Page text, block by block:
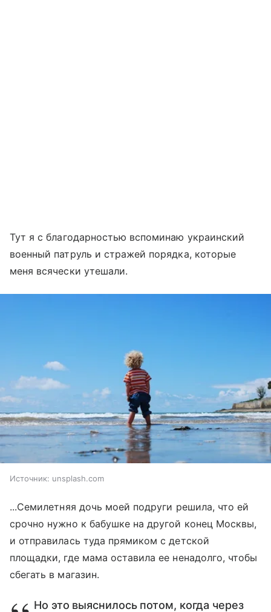
Тут я с благодарностью вспоминаю украинский
военный патруль и стражей порядка, которые
меня всячески утешали.
Источник: unsplash.com
...Семилетняя дочь моей подруги решила, что ей
срочно нужно к бабушке на другой конец Москвы,
и отправилась туда прямиком с детской
площадки, где мама оставила ее ненадолго, чтобы
сбегать в магазин.
Но это выяснилось потом, когда через